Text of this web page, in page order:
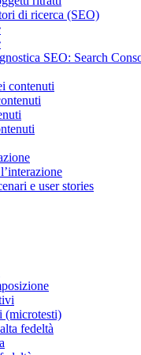
di ricerca (SEO)
SEO: Search
contenuti
e user stories
(microtesti)
fedeltà